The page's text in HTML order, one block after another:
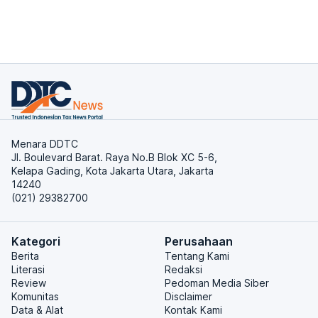
Menara DDTC
Jl. Boulevard Barat. Raya No.B Blok XC 5-6,
Kelapa Gading, Kota Jakarta Utara, Jakarta
14240
(021) 29382700
Kategori
Berita
Literasi
Review
Komunitas
Data & Alat
Perusahaan
Tentang Kami
Redaksi
Pedoman Media Siber
Disclaimer
Kontak Kami